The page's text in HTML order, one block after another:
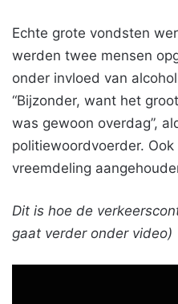
Echte grote vondsten
werden twee mensen
onder invloed van
“Bijzonder, want het
was gewoon overdag”,
politiewoordvoerder.
vreemdeling
Dit is hoe de
gaat verder onder video)